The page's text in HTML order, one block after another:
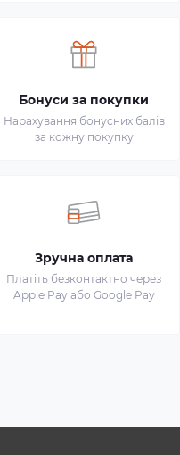
Бонуси за покупки
Нарахування бонусних балів
за кожну покупку
Зручна оплата
Платіть безконтактно через
Apple Pay або Google Pay